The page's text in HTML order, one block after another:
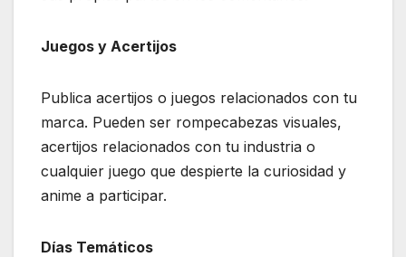
Juegos y Acertijos
Publica acertijos o juegos relacionados con tu
marca. Pueden ser rompecabezas visuales,
acertijos relacionados con tu industria o
cualquier juego que despierte la curiosidad y
anime a participar.
Días Temáticos